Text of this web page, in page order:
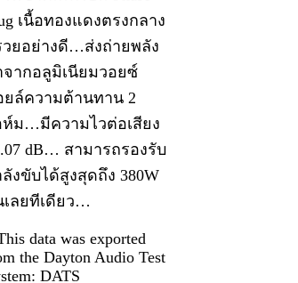
เนื้อทองแดงตรงกลาง
วยอย่างดี…ส่งถ่ายพลัง
จากอลูมิเนียมวอยซ์
ยล์ความต้านทาน 2
ห์ม…มีความไวต่อเสียง
dB… สามารถรองรับ
งขับได้สูงสุดถึง 380W
เลยทีเดียว…
data was exported
the Dayton Audio Test
DATS